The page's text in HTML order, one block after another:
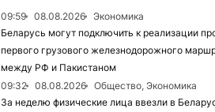
09:59 08.08.2026
Экономика
Беларусь могут подключить к реализации
первого грузового железнодорожного
между РФ и Пакистаном
09:32
08.08.2026
Общество, Экономика
За неделю физические лица ввезли в